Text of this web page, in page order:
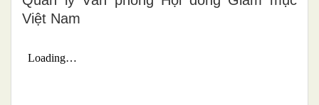
Việt Nam